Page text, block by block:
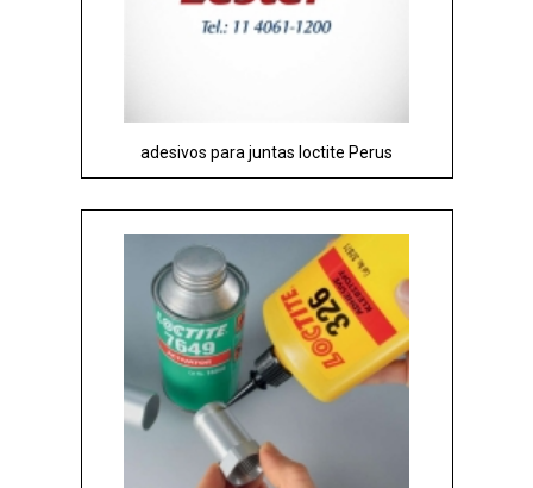
adesivos para juntas loctite Perus